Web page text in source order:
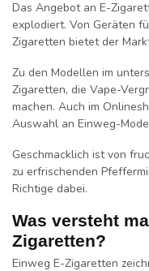
Das Angebot an E-
explodiert. Von Geräten
Zigaretten bietet der
Zu den Modellen im
Zigaretten, die Vape-
machen. Auch im
Auswahl an Einweg-
Geschmacklich ist von
zu erfrischenden
Richtige dabei.
Was versteht
Zigaretten?
Einweg E-Zigaretten